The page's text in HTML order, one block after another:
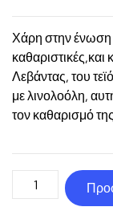
Χάρη στην ένωση
καθαριστικές,και
Λεβάντας, του
με λινολοόλη,
τον καθαρισμό
Σαπούνι
λιπαρό